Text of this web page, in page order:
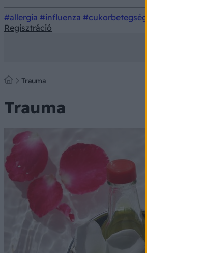
#allergia #influenza #cukorbetegség
Regisztráció
Trauma
Trauma